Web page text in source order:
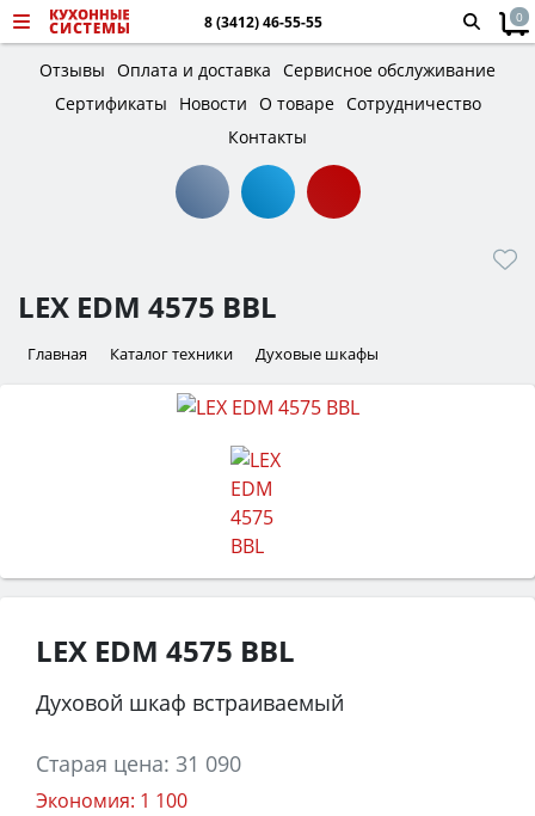
8 (3412) 46-55-55 0
Отзывы Оплата и доставка Сервисное обслуживание
Сертификаты
Новости О товаре Сотрудничество
Контакты
LEX EDM 4575 BBL
Главная Каталог техники Духовые шкафы
LEX EDM 4575 BBL
Духовой шкаф встраиваемый
Старая цена: 31 090
Экономия: 1 100